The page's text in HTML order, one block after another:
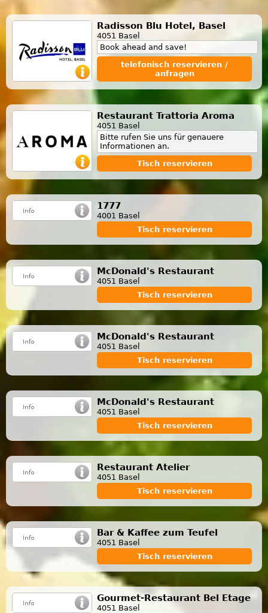
Radisson Blu Hotel, Basel
4051 Basel
Book ahead and save!
telefonisch reservieren /
anfragen
Restaurant Trattoria Aroma
4051 Basel
Bitte rufen Sie uns für genauere
Informationen an.
Tisch reservieren
1777
4001 Basel
Tisch reservieren
McDonald's Restaurant
4051 Basel
Tisch reservieren
McDonald's Restaurant
4051 Basel
Tisch reservieren
McDonald's Restaurant
4051 Basel
Tisch reservieren
Restaurant Atelier
4051 Basel
Tisch reservieren
Bar & Kaffee zum Teufel
4051 Basel
Tisch reservieren
Gourmet-Restaurant Bel Etage
4051 Basel